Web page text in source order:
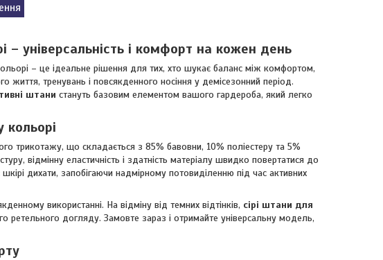
– універсальність і комфорт на кожен день
– це ідеальне рішення для тих, хто шукає баланс між комфортом,
тренувань і повсякденного носіння у демісезонний період.
штани стануть базовим елементом вашого гардероба, який легко
кольорі
трикотажу, що складається з 85% бавовни, 10% поліестеру та 5%
відмінну еластичність і здатність матеріалу швидко повертатися до
дихати, запобігаючи надмірному потовиділенню під час активних
використанні. На відміну від темних відтінків, сірі штани для
ретельного догляду. Замовте зараз і отримайте універсальну модель,